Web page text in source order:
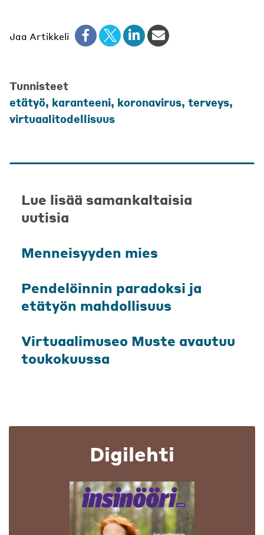
Jaa Artikkeli
Tunnisteet
etätyö, karanteeni, koronavirus, terveys,
virtuaalitodellisuus
Lue lisää samankaltaisia
uutisia
Menneisyyden mies
Pendelöinnin paradoksi ja
etätyön mahdollisuus
Virtuaalimuseo Muste avautuu
toukokuussa
Digilehti